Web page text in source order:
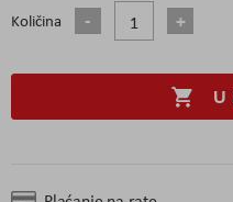
Količina
U